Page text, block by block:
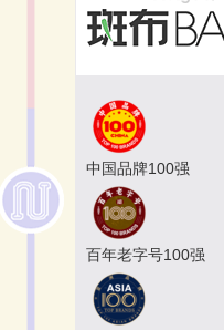
中国品牌100强
百年老字号100强